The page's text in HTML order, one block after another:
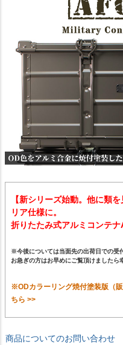
【新シリーズ始動。他に類
リア仕様に。
折りたたみ式アルミコンテ
※今後については当面先の出荷日での受
お急ぎの方はお早めにご覧頂けましたら
※ODカラーリング焼付塗装版（
ちら >>
商品についてのお問い合わせ